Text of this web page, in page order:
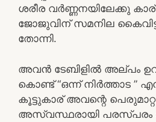
ശരീര വർണ്ണനയിലേക്കു
ജോജുവിന്‌ സമനില
തോന്നി.
അവൻ ടേബിളിൽ അല്പം
കൊണ്ട് “ഒന്ന് നിർത്താട ”
കൂട്ടുകാര് അവന്റെ
അസ്വസ്ഥരായി പരസ്പരം